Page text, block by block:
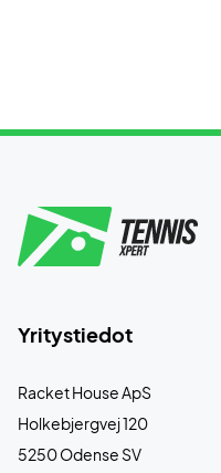
Yritystiedot
Racket House ApS
Holkebjergvej 120
5250 Odense SV